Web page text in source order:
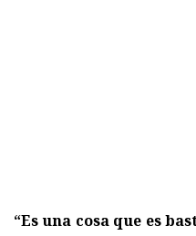
“Es una cosa que es